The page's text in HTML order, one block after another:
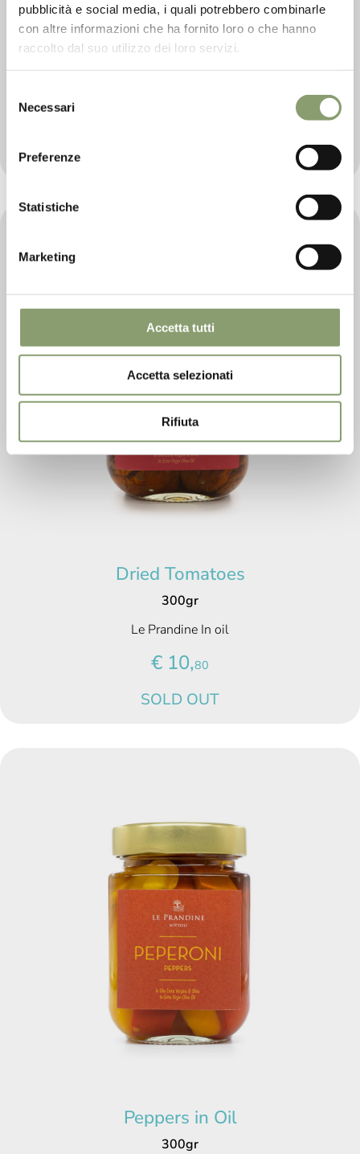
pubblicità e social media, i quali potrebbero combinarle
con altre informazioni che ha fornito loro o che hanno
raccolto dal suo utilizzo dei loro servizi.
delNecessari
Preferenze
Statistiche
Marketing
Accetta tutti
Accetta selezionati
Rifiuta
Dried Tomatoes
300gr
Le Prandine In oil
€ 10,80
SOLD OUT
Peppers in Oil
300gr